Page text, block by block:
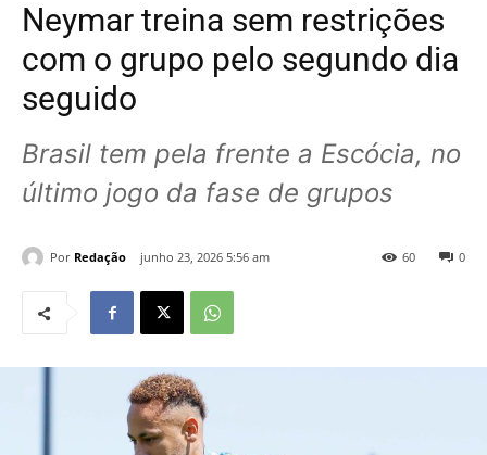
Neymar treina sem restrições
com o grupo pelo segundo dia
seguido
Brasil tem pela frente a Escócia, no
último jogo da fase de grupos
Por Redação junho 23, 2026 5:56 am 0
60